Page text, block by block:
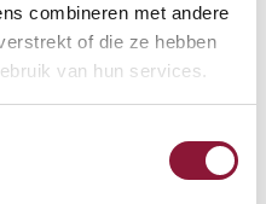
combineren met andere
of die ze hebben
van hun services.
?